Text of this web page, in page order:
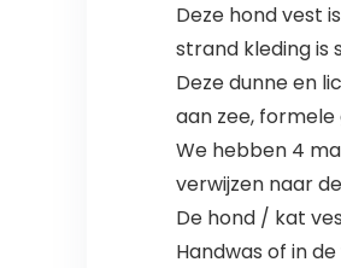
Deze hond vest
strand kleding is
Deze dunne en
aan zee,
We hebben 4
verwijzen naar
De hond / kat
Handwas of in